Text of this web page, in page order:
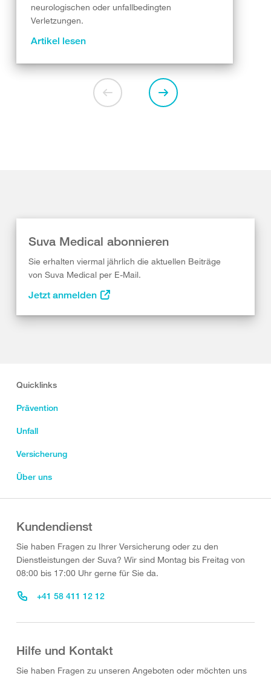
neurologischen oder unfallbedingten
Verletzungen.
Artikel lesen
Suva Medical abonnieren
Sie erhalten viermal jährlich die aktuellen Beiträge
von Suva Medical per E-Mail.
Jetzt anmelden
Quicklinks
Prävention
Unfall
Versicherung
Über uns
Kundendienst
Sie haben Fragen zu Ihrer Versicherung oder zu den
Dienstleistungen der Suva? Wir sind Montag bis Freitag von
08:00 bis 17:00 Uhr gerne für Sie da.
+41 58 411 12 12
Hilfe und Kontakt
Sie haben Fragen zu unseren Angeboten oder möchten uns